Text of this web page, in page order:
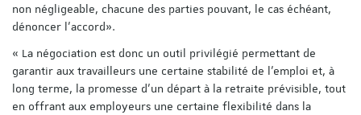
non négligeable, chacune des parties pouvant, le cas échéant,
dénoncer l’accord».
« La négociation est donc un outil privilégié permettant de
garantir aux travailleurs une certaine stabilité de l’emploi et, à
long terme, la promesse d’un départ à la retraite prévisible, tout
en offrant aux employeurs une certaine flexibilité dans la